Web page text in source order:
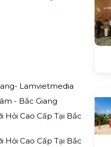
Lamvietmedia
- Bắc Giang
Hỏi Cao Cấp Tại Bắc
Hỏi Cao Cấp Tại Bắc